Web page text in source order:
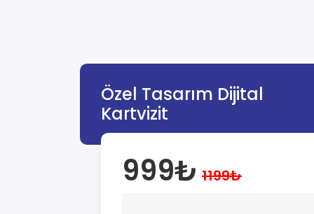
Özel Tasarım Dijital
Kartvizit
999₺ 1199₺